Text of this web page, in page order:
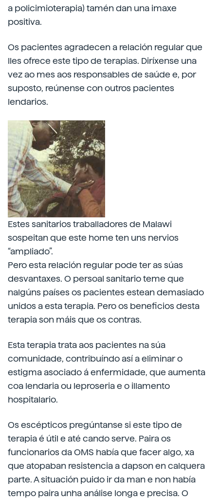
a policimioterapia) tamén dan una imaxe
positiva.
Os pacientes agradecen a relación regular que
lles ofrece este tipo de terapias. Diríxense una
vez ao mes aos responsables de saúde e, por
suposto, reúnense con outros pacientes
lendarios.
Estes sanitarios traballadores de Malawi
sospeitan que este home ten uns nervios
“ampliado”.
Pero esta relación regular pode ter as súas
desvantaxes. O persoal sanitario teme que
nalgúns países os pacientes estean demasiado
unidos a esta terapia. Pero os beneficios desta
terapia son máis que os contras.
Esta terapia trata aos pacientes na súa
comunidade, contribuíndo así a eliminar o
estigma asociado á enfermidade, que aumenta
coa lendaria ou leproseria e o illamento
hospitalario.
Os escépticos pregúntanse si este tipo de
terapia é útil e até cando serve. Paira os
funcionarios da OMS había que facer algo, xa
que atopaban resistencia a dapson en calquera
parte. A situación puido ir da man e non había
tempo paira unha análise longa e precisa. O